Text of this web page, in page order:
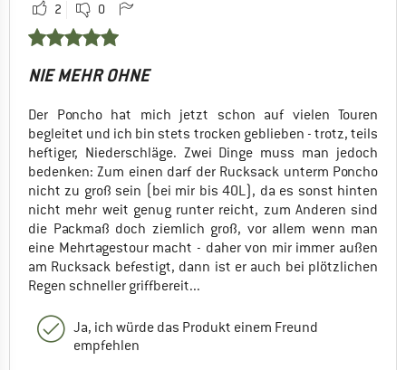
2 0
NIE MEHR OHNE
Der Poncho hat mich jetzt schon auf vielen Touren
begleitet und ich bin stets trocken geblieben - trotz, teils
heftiger, Niederschläge. Zwei Dinge muss man jedoch
bedenken: Zum einen darf der Rucksack unterm Poncho
nicht zu groß sein (bei mir bis 40L), da es sonst hinten
nicht mehr weit genug runter reicht, zum Anderen sind
die Packmaß doch ziemlich groß, vor allem wenn man
eine Mehrtagestour macht - daher von mir immer außen
am Rucksack befestigt, dann ist er auch bei plötzlichen
Regen schneller griffbereit...
Ja, ich würde das Produkt einem Freund
empfehlen